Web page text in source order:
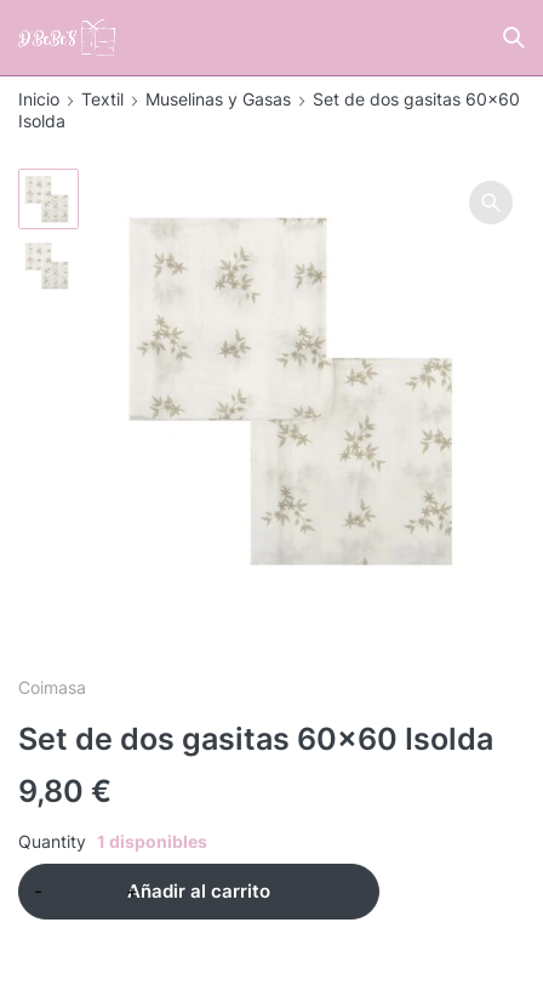
Inicio Textil Muselinas y Gasas
Set de dos gasitas 60×60
Isolda
Coimasa
Set de dos gasitas 60×60 Isolda
9,80 €
Quantity 1 disponibles
Añadir al carrito